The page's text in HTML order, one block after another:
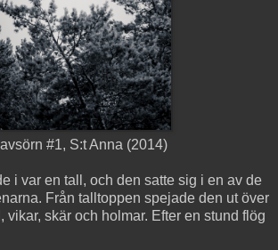
#1, S:t Anna (2014)
i var en tall, och den satte sig i en av de
Från talltoppen spejade den ut över
vikar, skär och holmar. Efter en stund flög